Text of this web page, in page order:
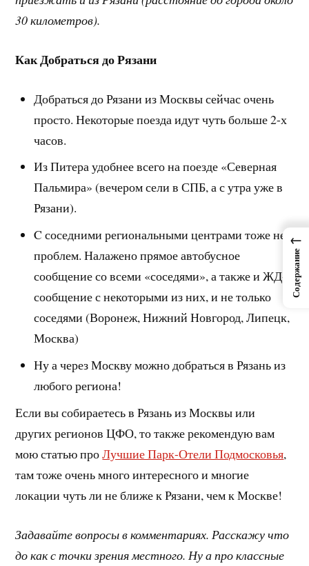
30 километров).
Как Добраться до Рязани
Добраться до Рязани из Москвы сейчас очень
просто. Некоторые поезда идут чуть больше 2-х
часов.
Из Питера удобнее всего на поезде «Северная
Пальмира» (вечером сели в СПБ, а с утра уже в
Рязани).
C соседними региональными центрами тоже нет
проблем. Налажено прямое автобусное
сообщение со всеми «соседями», а также и ЖД-
сообщение с некоторыми из них, и не только
соседями (Воронеж, Нижний Новгород, Липецк,
Москва)
Ну а через Москву можно добраться в Рязань из
любого региона!
Если вы собираетесь в Рязань из Москвы или
других регионов ЦФО, то также рекомендую вам
мою статью проЛучшие Парк-Отели Подмосковья,
там тоже очень много интересного и многие
локации чуть ли не ближе к Рязани, чем к Москве!
Задавайте вопросы в комментариях. Расскажу что
до как с точки зрения местного. Ну а про классные
←
Содержание